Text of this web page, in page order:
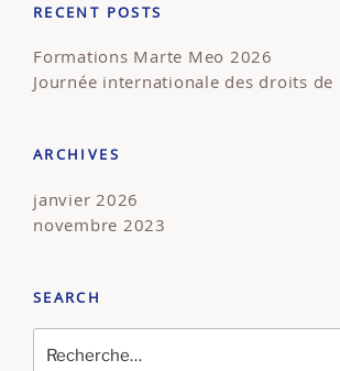
de
RECENT POSTS
Formations Marte Meo 2026
Journée internationale des droits de
ARCHIVES
janvier 2026
novembre 2023
SEARCH